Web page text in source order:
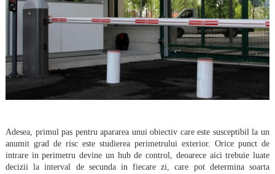
Adesea, primul pas pentru apararea unui obiectiv care este susceptibil la un
anumit grad de risc este studierea perimetrului exterior. Orice punct de
intrare in perimetru devine un hub de control, deoarece aici trebuie luate
decizii la interval de secunda in fiecare zi, care pot determina soarta